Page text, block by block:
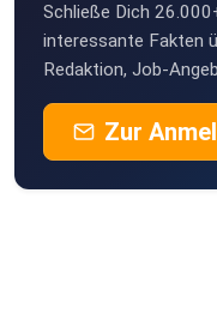
Schließe Dich
interessante Fakten
Redaktion, Job-
Zur